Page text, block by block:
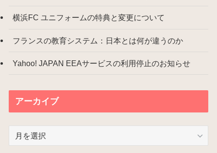
横浜FC ユニフォームの特典と変更について
フランスの教育システム：日本とは何が違うのか
Yahoo! JAPAN EEAサービスの利用停止のお知らせ
アーカイブ